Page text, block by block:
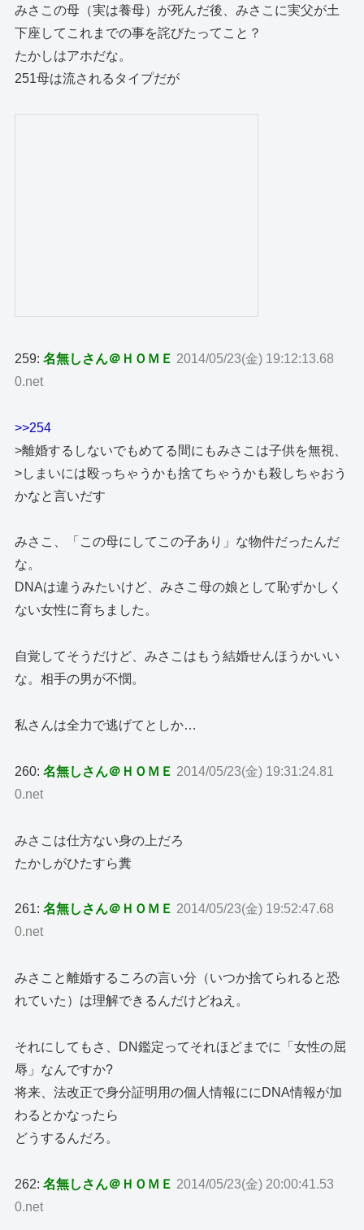
みさこの母（実は養母）が死んだ後、みさこに実父が土
下座してこれまでの事を詫びたってこと？
たかしはアホだな。
251母は流されるタイプだが
259:名無しさん＠ＨＯＭＥ 2014/05/23(金) 19:12:13.68
0.net
>>254
>離婚するしないでもめてる間にもみさこは子供を無視、
>しまいには殴っちゃうかも捨てちゃうかも殺しちゃおう
かなと言いだす
みさこ、「この母にしてこの子あり」な物件だったんだ
な。
DNAは違うみたいけど、みさこ母の娘として恥ずかしく
ない女性に育ちました。
自覚してそうだけど、みさこはもう結婚せんほうかいい
な。相手の男が不憫。
私さんは全力で逃げてとしか…
260:名無しさん＠ＨＯＭＥ 2014/05/23(金) 19:31:24.81
0.net
みさこは仕方ない身の上だろ
たかしがひたすら糞
261:名無しさん＠ＨＯＭＥ 2014/05/23(金) 19:52:47.68
0.net
みさこと離婚するころの言い分（いつか捨てられると恐
れていた）は理解できるんだけどねえ。
それにしてもさ、DN鑑定ってそれほどまでに「女性の屈
辱」なんですか?
将来、法改正で身分証明用の個人情報ににDNA情報が加
わるとかなったら
どうするんだろ。
262:名無しさん＠ＨＯＭＥ 2014/05/23(金) 20:00:41.53
0.net